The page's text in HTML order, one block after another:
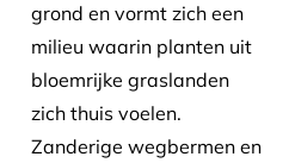
grond en vormt zich een
milieu waarin planten uit
bloemrijke graslanden
zich thuis voelen.
Zanderige wegbermen en